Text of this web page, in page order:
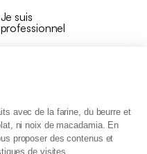
avec de la farine, du beurre et
ni noix de macadamia. En
proposer des contenus et
de visites.
Je suis
professionnel
de vente
de fidélité